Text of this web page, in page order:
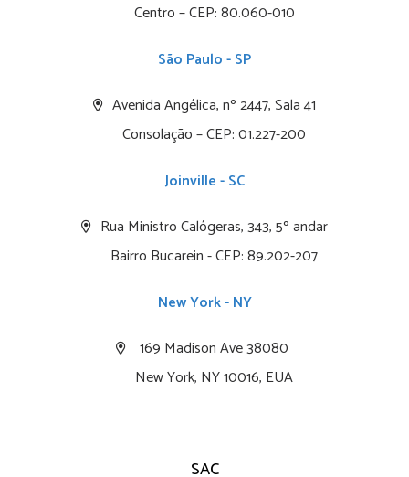
Centro – CEP: 80.060-010
São Paulo - SP
Avenida Angélica, nº 2447, Sala 41
Consolação – CEP: 01.227-200
Joinville - SC
Rua Ministro Calógeras, 343, 5º andar
Bairro Bucarein - CEP: 89.202-207
New York - NY
169 Madison Ave 38080
New York, NY 10016, EUA
SAC